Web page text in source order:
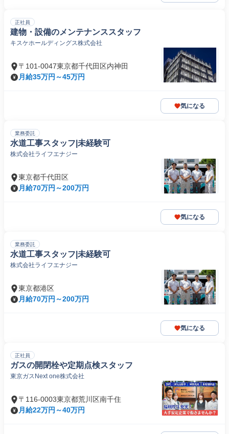
正社員
建物・設備のメンテナンススタッフ
キスケホールディングス株式会社
〒101-0047東京都千代田区内神田
月給35万円～45万円
気になる
業務委託
水道工事スタッフ|未経験可
株式会社ライフエナジー
東京都千代田区
月給70万円～200万円
気になる
業務委託
水道工事スタッフ|未経験可
株式会社ライフエナジー
東京都港区
月給70万円～200万円
気になる
正社員
ガスの開閉栓や定期点検スタッフ
東京ガスNext one株式会社
〒116-0003東京都荒川区南千住
月給22万円～40万円